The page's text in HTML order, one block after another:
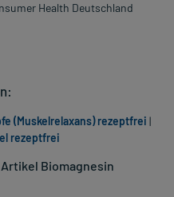
Health Deutschland
Biomagnesin
(Muskelrelaxans) rezeptfrei |
rezeptfrei